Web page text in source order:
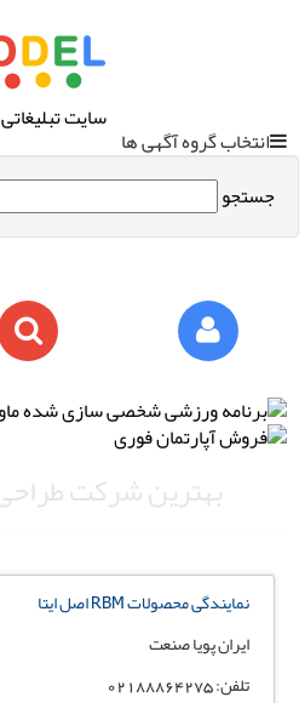
سایت
انتخاب گروه آگهی ها
جستجو
بهترین شرکت
نمایندگی محصولات RBM اصل ایتا
ایران پویا صنعت
تلفن: 02188864275